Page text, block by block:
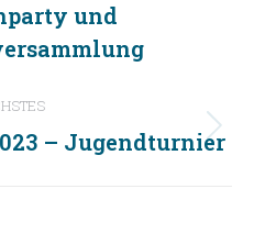
Vorheriger
Beitrag:
und
Nächster– Jugendturnier